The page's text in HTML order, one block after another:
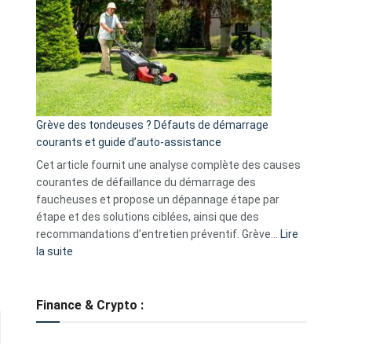
caméra
de
surveillance
?
5
avantages
essentiels
de
la
S330
eufy
Grève des tondeuses ? Défauts de démarrage
courants et guide d’auto-assistance
Cet article fournit une analyse complète des causes
courantes de défaillance du démarrage des
faucheuses et propose un dépannage étape par
étape et des solutions ciblées, ainsi que des
recommandations d’entretien préventif. Grève…
Lire
la suite
tondeuses
Finance & Crypto :